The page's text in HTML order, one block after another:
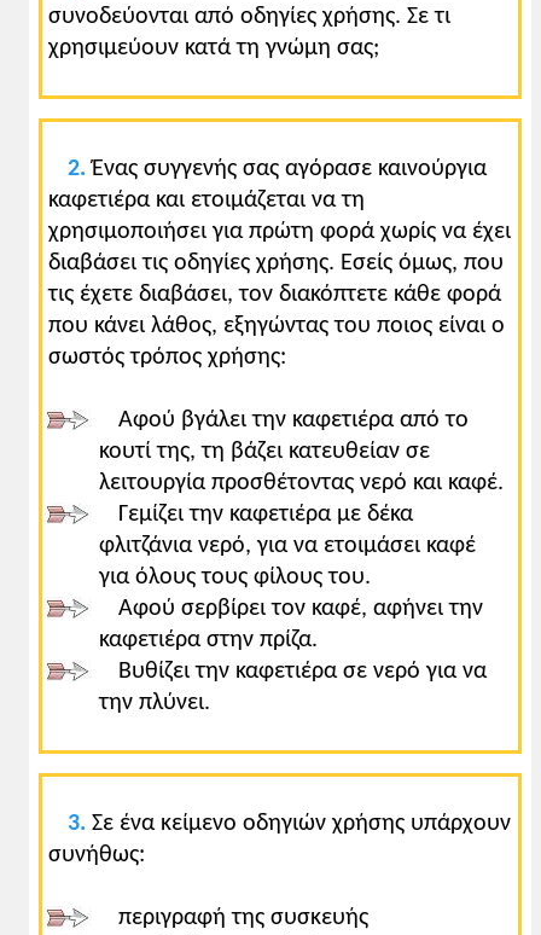
συνοδεύονται από οδηγίες χρήσης. Σε τι
χρησιμεύουν κατά τη γνώμη σας;
2. Ένας συγγενής σας αγόρασε καινούργια
καφετιέρα και ετοιμάζεται να τη
χρησιμοποιήσει για πρώτη φορά χωρίς να έχει
διαβάσει τις οδηγίες χρήσης. Εσείς όμως, που
τις έχετε διαβάσει, τον διακόπτετε κάθε φορά
που κάνει λάθος, εξηγώντας του ποιος είναι ο
σωστός τρόπος χρήσης:
Αφού βγάλει την καφετιέρα από το
κουτί της, τη βάζει κατευθείαν σε
λειτουργία προσθέτοντας νερό και καφέ.
Γεμίζει την καφετιέρα με δέκα
φλιτζάνια νερό, για να ετοιμάσει καφέ
για όλους τους φίλους του.
Αφού σερβίρει τον καφέ, αφήνει την
καφετιέρα στην πρίζα.
Βυθίζει την καφετιέρα σε νερό για να
την πλύνει.
3. Σε ένα κείμενο οδηγιών χρήσης υπάρχουν
συνήθως:
περιγραφή της συσκευής